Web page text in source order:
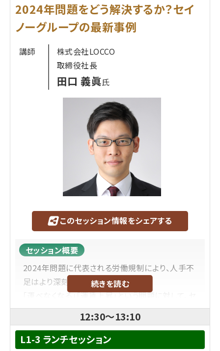
ピック」などを導入し、大規模から中小規模までさま
ざまな物流に対応しています。このセッションでは専
門家によるロボット活用のトレンドや最新事例、庫内
設計のノウハウや実際に得られたロボット導入効果
などを解説。倉庫自動化推進のヒントをお伝えいた
プラス ロジスティクス株式会社
1993 年プラス ロジスティクス株式会社入社。当時、
物流業務を受託していたアスクル向け物流センター
の設計・構築、庫内運営に従事。以降、約30年間に
わたり物流業界に身を置き、新センター立ち上げな
経験も活かし、通販物流・家具物流を中心に新規顧
客の開拓や新規メニュー開発などを担当。常にお客
さまの声を聴き、物流サービスで課題を解決できる
提案を心がけている。
プロフィール
1973年生まれ。青山学院大学大学院経営学研究科
博士前期課程修了（経営学修士）。物流専門紙「輸
2024年問題をどう解決するか？セイ
ノーグループの最新事例
講師
株式会社LOCCO
取締役社長
田口 義眞氏
このセッション情報をシェアする
セッション概要
2024年問題に代表される労働規制により、人手不
足はより深刻さを増している。
「運べなくなる」「運賃上昇」という問題に対して、セ
イノーグループとしてどのように
対応策を作っているのか最新事例を交えながら紹
介する。
続きを読む
12:30～13:10
L1-3 ランチセッション